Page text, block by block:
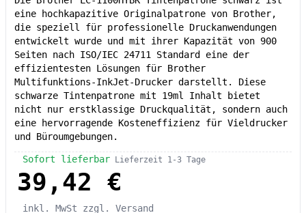
eine hochkapazitive Originalpatrone von Brother,
die speziell für professionelle Druckanwendungen
entwickelt wurde und mit ihrer Kapazität von 900
Seiten nach ISO/IEC 24711 Standard eine der
effizientesten Lösungen für Brother
Multifunktions-InkJet-Drucker darstellt. Diese
schwarze Tintenpatrone mit 19ml Inhalt bietet
nicht nur erstklassige Druckqualität, sondern auch
eine hervorragende Kosteneffizienz für Vieldrucker
und Büroumgebungen.
Sofort lieferbar Lieferzeit 1-3 Tage
39,42 €
inkl. MwSt
zzgl. Versand